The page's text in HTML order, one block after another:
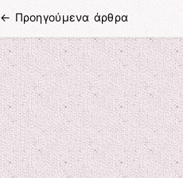
Πλοήγηση άρθρων
← Προηγούμενα άρθρα